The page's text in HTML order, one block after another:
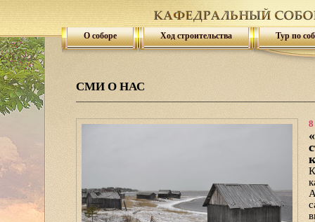
О соборе Ход строительства Тур по
СМИ О НАС